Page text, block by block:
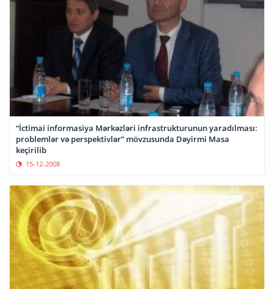
“İctimai informasiya Mərkəzləri infrastrukturunun yaradılması:
problemlər və perspektivlər” mövzusunda Dəyirmi Masa
keçirilib
15-12-2008